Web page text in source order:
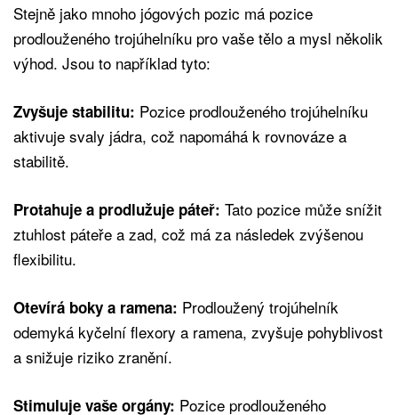
Stejně jako mnoho jógových pozic má pozice
prodlouženého trojúhelníku pro vaše tělo a mysl několik
výhod. Jsou to například tyto:
Zvyšuje stabilitu: Pozice prodlouženého trojúhelníku
aktivuje svaly jádra, což napomáhá k rovnováze a
stabilitě.
Protahuje a prodlužuje páteř: Tato pozice může snížit
ztuhlost páteře a zad, což má za následek zvýšenou
flexibilitu.
Otevírá boky a ramena: Prodloužený trojúhelník
odemyká kyčelní flexory a ramena, zvyšuje pohyblivost
a snižuje riziko zranění.
Stimuluje vaše orgány: Pozice prodlouženého